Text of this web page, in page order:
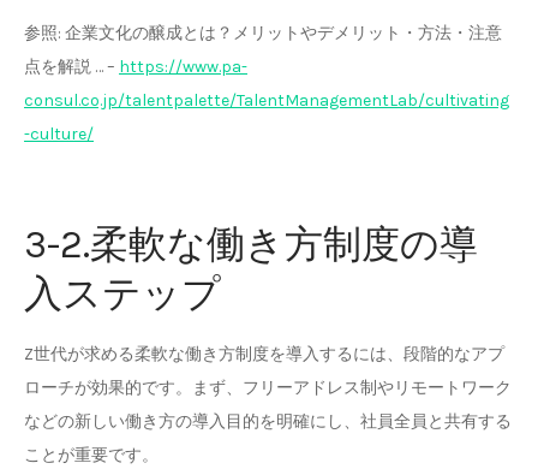
参照: 企業文化の醸成とは？メリットやデメリット・方法・注意
点を解説 … – https://www.pa-
consul.co.jp/talentpalette/TalentManagementLab/cultivating
-culture/
3-2.柔軟な働き方制度の導
入ステップ
Z世代が求める柔軟な働き方制度を導入するには、段階的なアプ
ローチが効果的です。まず、フリーアドレス制やリモートワーク
などの新しい働き方の導入目的を明確にし、社員全員と共有する
ことが重要です。